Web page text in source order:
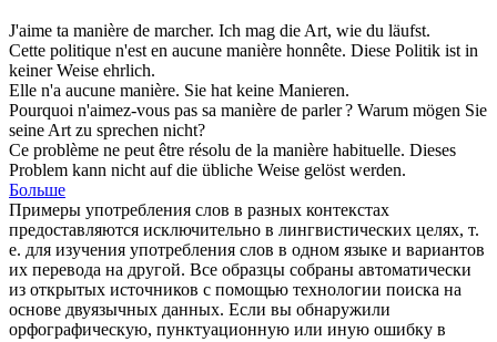
J'aime ta manière de marcher. Ich mag die Art, wie du läufst.
Cette politique n'est en aucune manière honnête. Diese Politik ist in
keinerWeise ehrlich.
Elle n'a aucune manière. Sie hat keine Manieren.
Pourquoi n'aimez-vous pas sa manière de parler ? Warum mögen Sie
seine Art zu sprechen nicht?
Ce problème ne peut être résolu de la manière habituelle. Dieses
Problem kann nicht auf die übliche Weise gelöst werden.
Больше
Примеры употребления слов в разных контекстах
предоставляются исключительно в лингвистических целях, т.
е. для изучения употребления слов в одном языке и вариантов
их перевода на другой. Все образцы собраны автоматически
из открытых источников с помощью технологии поиска на
основе двуязычных данных. Если вы обнаружили
орфографическую, пунктуационную или иную ошибку в